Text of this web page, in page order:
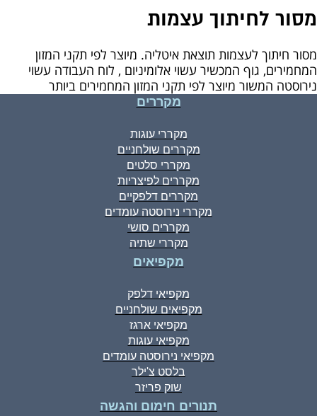
מסור לחיתוך עצמות
מסור חיתוך לעצמות תוצאת איטליה. מיוצר לפי תקני המזון
המחמירים, גוף המכשיר עשוי אלומיניום , לוח העבודה עשוי
נירוסטה המשור מיוצר לפי תקני המזון המחמירים ביותר
מקררים
מקררי עוגות
מקררים שולחניים
מקררי סלטים
מקררים לפיצריות
מקררים דלפקיים
מקררי נירוסטה עומדים
מקררים סושי
מקררי שתיה
מקפיאים
מקפיאי דלפק
מקפיאים שולחניים
מקפיאי ארגז
מקפיאי עוגות
מקפיאי נירוסטה עומדים
בלסט צ'ילר
שוק פריזר
תנורים חימום והגשה